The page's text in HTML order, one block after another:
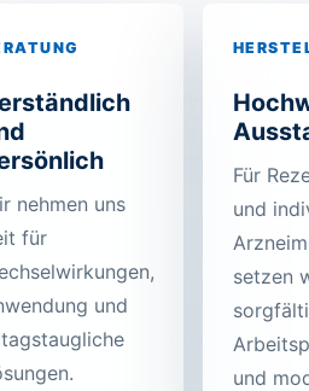
nehmen uns
für
und
Für
und
setzen
und